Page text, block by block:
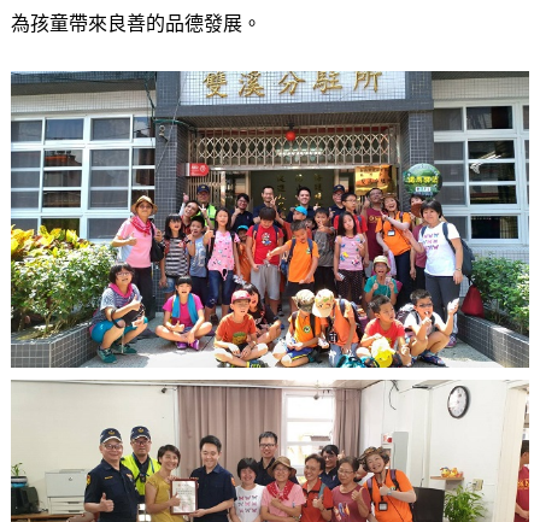
為孩童帶來良善的品德發展。